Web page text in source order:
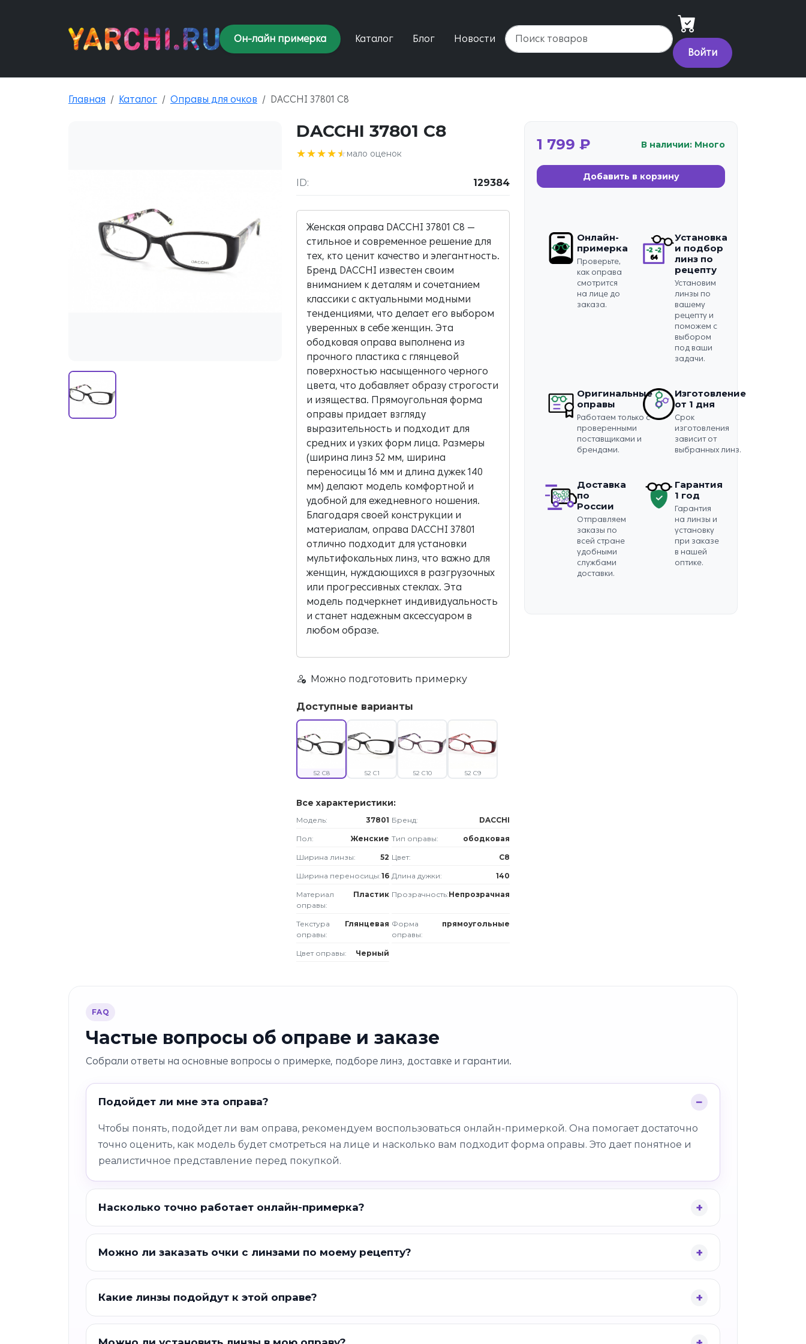
Он-лайн примерка Каталог Блог
Новости
Войти
Главная Каталог Оправы для очков DACCHI 37801 C8
DACCHI 37801 C8
★★★★★
★★★★★мало оценок
ID: 129384
Женская оправа DACCHI 37801 C8 —
стильное и современное решение для
тех, кто ценит качество и элегантность.
Бренд DACCHI известен своим
вниманием к деталям и сочетанием
классики с актуальными модными
тенденциями, что делает его выбором
уверенных в себе женщин. Эта
ободковая оправа выполнена из
прочного пластика с глянцевой
поверхностью насыщенного черного
цвета, что добавляет образу строгости
и изящества. Прямоугольная форма
оправы придает взгляду
выразительность и подходит для
средних и узких форм лица. Размеры
(ширина линз 52 мм, ширина
переносицы 16 мм и длина дужек 140
мм) делают модель комфортной и
удобной для ежедневного ношения.
Благодаря своей конструкции и
материалам, оправа DACCHI 37801
отлично подходит для установки
мультифокальных линз, что важно для
женщин, нуждающихся в разгрузочных
или прогрессивных стеклах. Эта
модель подчеркнет индивидуальность
и станет надежным аксессуаром в
любом образе.
Можно подготовить примерку
Доступные варианты
52 C8 52 C1 52 C10 52 C9
Все характеристики:
Модель: 37801 Бренд: DACCHI
Пол: Женские Тип оправы: ободковая
Ширина линзы: 52 Цвет: C8
Ширина переносицы:16 Длина дужки: 140
Материал
оправы:
Пластик Прозрачность:Непрозрачная
Текстура
оправы:
Глянцевая Форма
оправы:
прямоугольные
Цвет оправы: Черный
1 799 ₽ В наличии: Много
Добавить в корзину
Онлайн-
примерка
Проверьте,
как оправа
смотрится
на лице до
заказа.
Установка
и подбор
линз по
рецепту
Установим
линзы по
вашему
рецепту и
поможем с
выбором
под ваши
задачи.
Оригинальные
оправы
Работаем только с
проверенными
поставщиками и
брендами.
Изготовление
от 1 дня
Срок
изготовления
зависит от
выбранных линз.
Доставка
по
России
Отправляем
заказы по
всей стране
удобными
службами
доставки.
Гарантия
1 год
Гарантия
на линзы и
установку
при заказе
в нашей
оптике.
FAQ
Частые вопросы об оправе и заказе
Собрали ответы на основные вопросы о примерке, подборе линз, доставке и гарантии.
Подойдет ли мне эта оправа?
Чтобы понять, подойдет ли вам оправа, рекомендуем воспользоваться онлайн-примеркой. Она помогает достаточно
точно оценить, как модель будет смотреться на лице и насколько вам подходит форма оправы. Это дает понятное и
реалистичное представление перед покупкой.
Насколько точно работает онлайн-примерка?
Можно ли заказать очки с линзами по моему рецепту?
Какие линзы подойдут к этой оправе?